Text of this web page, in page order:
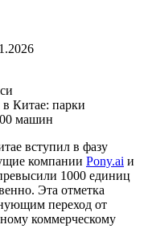
Китае: парки
машин
вступил в фазу
компании Pony.ai и
1000 единиц
Эта отметка
переход от
коммерческому